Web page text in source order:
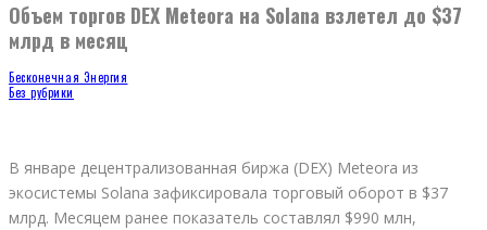
Объем торгов DEX Meteora на Solana взлетел до $37
млрд в месяц
Бесконечная Энергия
Без рубрики
В январе децентрализованная биржа (DEX) Meteora из
экосистемы Solana зафиксировала торговый оборот в $37
млрд. Месяцем ранее показатель составлял $990 млн,